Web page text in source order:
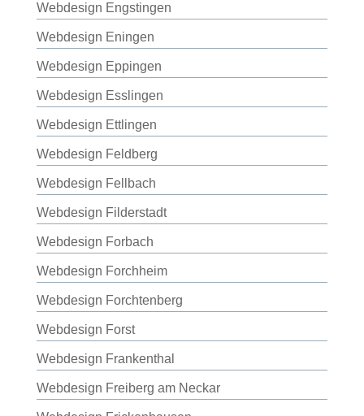
Webdesign Engstingen
Webdesign Eningen
Webdesign Eppingen
Webdesign Esslingen
Webdesign Ettlingen
Webdesign Feldberg
Webdesign Fellbach
Webdesign Filderstadt
Webdesign Forbach
Webdesign Forchheim
Webdesign Forchtenberg
Webdesign Forst
Webdesign Frankenthal
Webdesign Freiberg am Neckar